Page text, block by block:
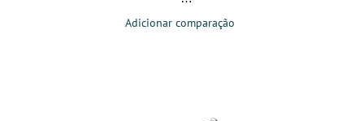
Adicionar comparação